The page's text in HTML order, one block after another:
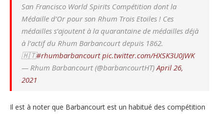
San Francisco World Spirits Compétition dont la
Médaille d’Or pour son Rhum Trois Etoiles ! Ces
médailles s’ajoutent à la quarantaine de médailles déjà
à l’actif du Rhum Barbancourt depuis 1862.
🇭🇹#rhumbarbancourt pic.twitter.com/HXSK3U0JWK
— Rhum Barbancourt (@barbancourtHT)April 26,
2021
Il est à noter que Barbancourt est un habitué des compétition